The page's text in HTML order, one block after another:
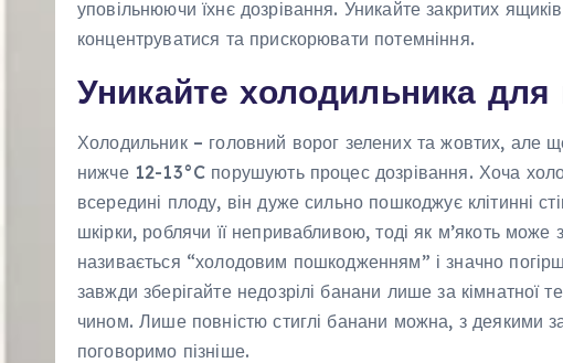
уповільнюючи їхнє дозрівання. Уникайте закритих
концентруватися та прискорювати потемніння.
Уникайте холодильника для
Холодильник – головний ворог зелених та жовтих, але
нижче 12-13°C порушують процес дозрівання. Хоча
всередині плоду, він дуже сильно пошкоджує клітинні
шкірки, роблячи її непривабливою, тоді як м’якоть
називається “холодовим пошкодженням” і значно
завжди зберігайте недозрілі банани лише за
чином. Лише повністю стиглі банани можна, з деякими
поговоримо пізніше.